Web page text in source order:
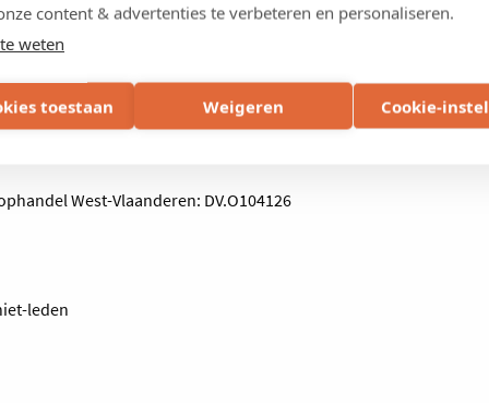
content & advertenties te verbeteren en personaliseren.
weten
toestaan Weigeren Cookie-
portefeuille. Jouw aanvraag dient te gebeuren ten laatste
West-Vlaanderen: DV.O104126
leden